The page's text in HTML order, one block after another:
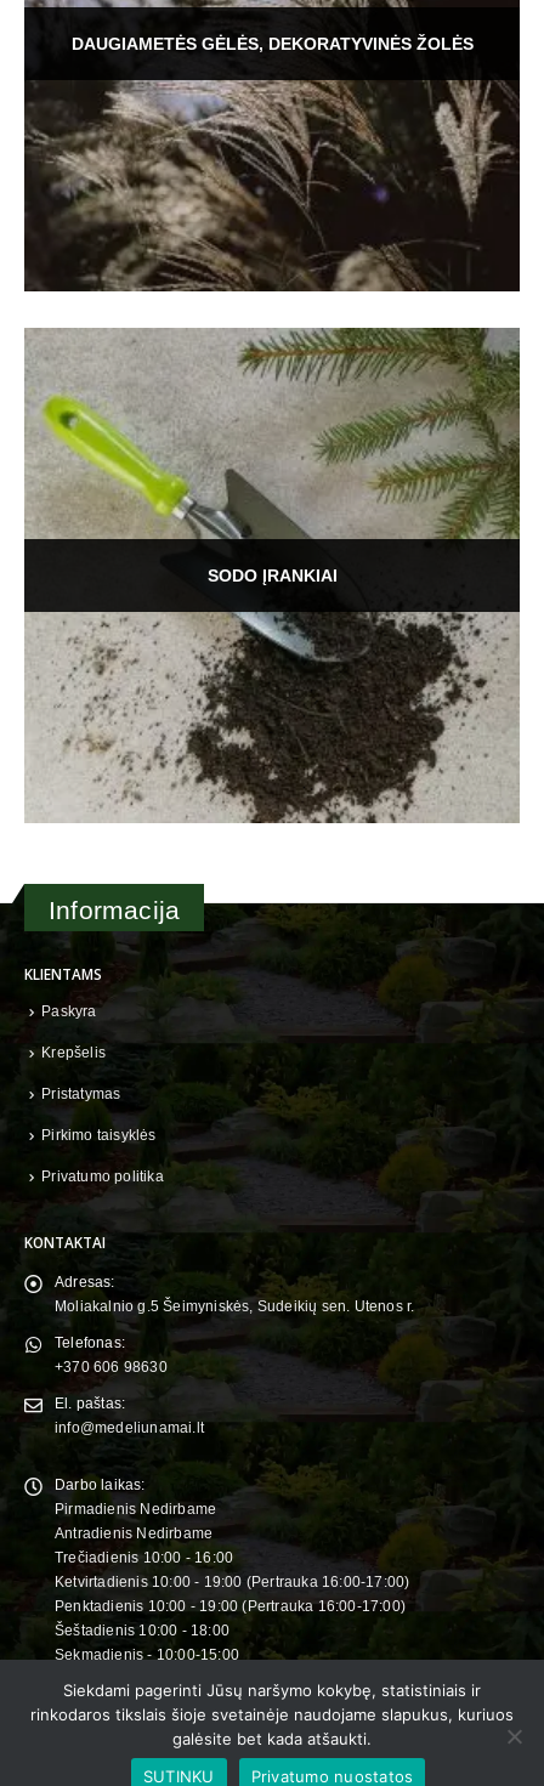
DAUGIAMETĖS GĖLĖS, DEKORATYVINĖS ŽOLĖS
SODO ĮRANKIAI
Informacija
KLIENTAMS
Paskyra
Krepšelis
Pristatymas
Pirkimo taisyklės
Privatumo politika
KONTAKTAI
Adresas:
Moliakalnio g.5 Šeimyniskės, Sudeikių sen. Utenos r.
Telefonas:
+370 606 98630
El. paštas:
info@medeliunamai.lt
Darbo laikas:
Pirmadienis Nedirbame
Antradienis Nedirbame
Trečiadienis 10:00 - 16:00
Ketvirtadienis 10:00 - 19:00 (Pertrauka 16:00-17:00)
Penktadienis 10:00 - 19:00 (Pertrauka 16:00-17:00)
Šeštadienis 10:00 - 18:00
Sekmadienis - 10:00-15:00
© 2025. All Rights Reserved | Puslapio-kurimas.lt
Siekdami pagerinti Jūsų naršymo kokybę, statistiniais ir
rinkodaros tikslais šioje svetainėje naudojame slapukus, kuriuos
galėsite bet kada atšaukti.
SUTINKU
Privatumo nuostatos